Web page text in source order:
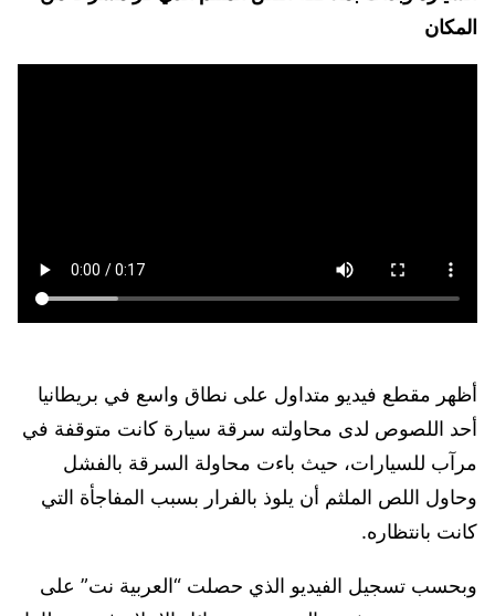
المكان
أظهر مقطع فيديو متداول على نطاق واسع في بريطانيا
أحد اللصوص لدى محاولته سرقة سيارة كانت متوقفة في
مرآب للسيارات، حيث باءت محاولة السرقة بالفشل
وحاول اللص الملثم أن يلوذ بالفرار بسبب المفاجأة التي
كانت بانتظاره.
وبحسب تسجيل الفيديو الذي حصلت “العربية نت” على